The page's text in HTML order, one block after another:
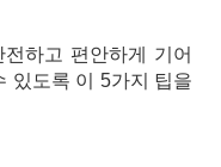
하고 편안하게 기어
있도록 이 5가지 팁을